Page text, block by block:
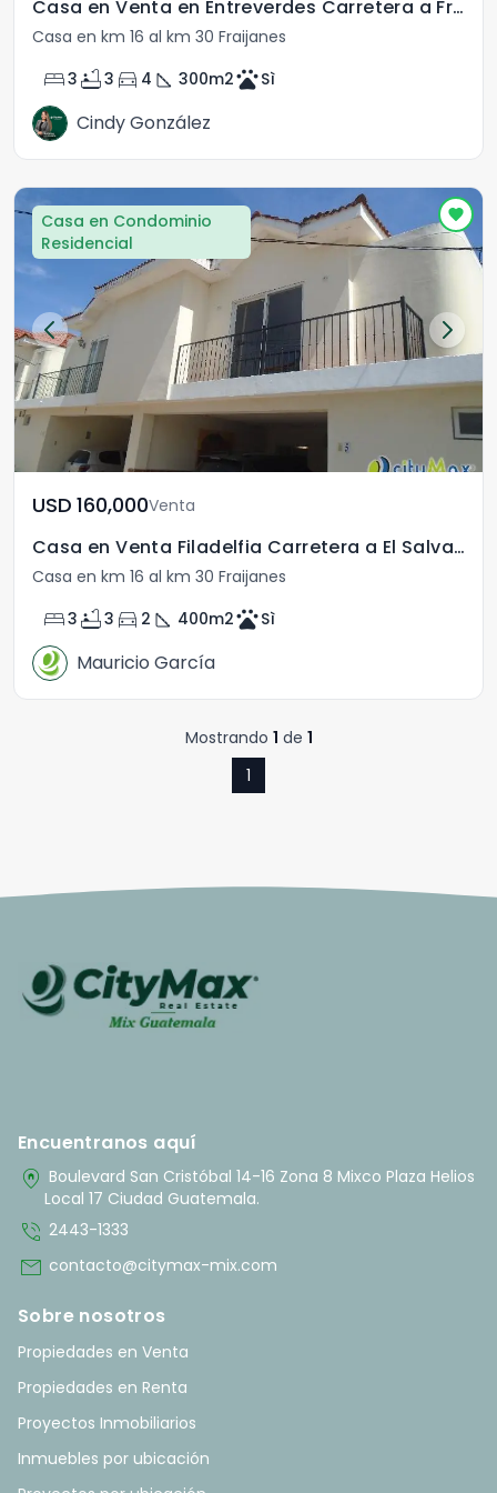
Casa en Venta en Entreverdes Carretera a Fraijanes
Casa en km 16 al km 30 Fraijanes
bed3 bathtub3 directions_car 4 square_foot 300m2petsSì
Cindy González
Casa en Condominio
Residencial
USD	160,000Venta
Casa en Venta Filadelfia Carretera a El Salvador
Casa en km 16 al km 30 Fraijanes
bed3 bathtub3 directions_car 2 square_foot 400m2petsSì
Mauricio García
Mostrando 1 de 1
1
Encuentranos aquí
home_pin Boulevard San Cristóbal 14-16 Zona 8 Mixco Plaza Helios
Local 17 Ciudad Guatemala.
phone_in_talk 2443-1333
mail contacto@citymax-mix.com
Sobre nosotros
Propiedades en Venta
Propiedades en Renta
Proyectos Inmobiliarios
Inmuebles por ubicación